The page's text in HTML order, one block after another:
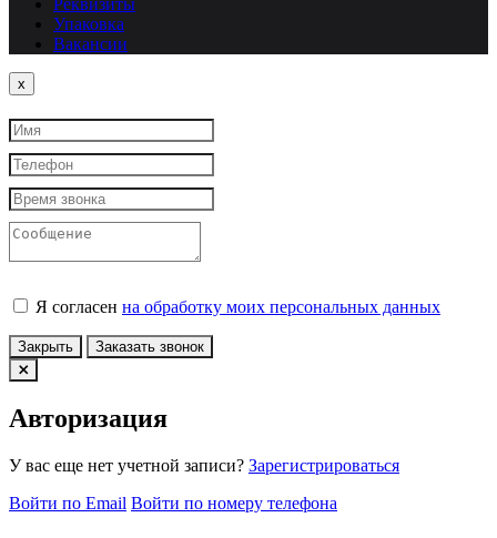
Упаковка
Вакансии
x
Я согласен на обработку моих персональных данных
Закрыть Заказать звонок
Авторизация
У вас еще нет учетной записи? Зарегистрироваться
Войти по Email Войти по номеру телефона